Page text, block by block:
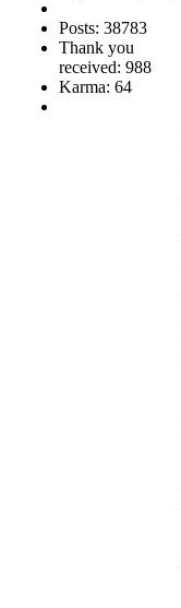
Posts: 38783
Thank you
received: 988
Karma: 64